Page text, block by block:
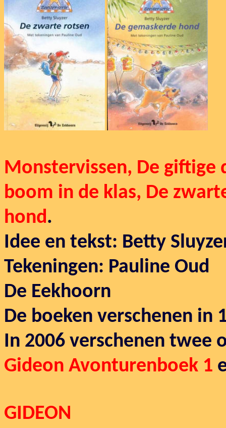
Monstervissen, De giftige
boom in de klas, De
hond.
Idee en tekst: Betty
Tekeningen: Pauline Oud
De Eekhoorn
De boeken verschenen in
In 2006 verschenen twee
Gideon Avonturenboek 1
GIDEON